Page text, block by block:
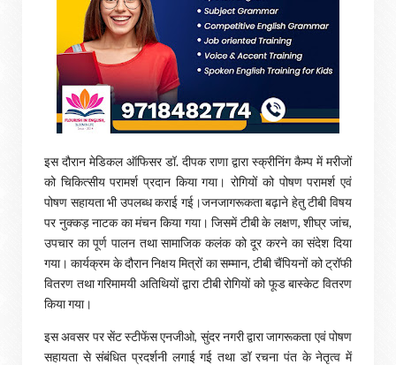
इस दौरान मेडिकल ऑफिसर डॉ. दीपक राणा द्वारा स्क्रीनिंग कैम्प में मरीजों
को चिकित्सीय परामर्श प्रदान किया गया। रोगियों को पोषण परामर्श एवं
पोषण सहायता भी उपलब्ध कराई गई।जनजागरूकता बढ़ाने हेतु टीबी विषय
पर नुक्कड़ नाटक का मंचन किया गया। जिसमें टीबी के लक्षण, शीघ्र जांच,
उपचार का पूर्ण पालन तथा सामाजिक कलंक को दूर करने का संदेश दिया
गया। कार्यक्रम के दौरान निक्षय मित्रों का सम्मान, टीबी चैंपियनों को ट्रॉफी
वितरण तथा गरिमामयी अतिथियों द्वारा टीबी रोगियों को फूड बास्केट वितरण
किया गया।
इस अवसर पर सेंट स्टीफेंस एनजीओ, सुंदर नगरी द्वारा जागरूकता एवं पोषण
सहायता से संबंधित प्रदर्शनी लगाई गई तथा डॉ रचना पंत के नेतृत्व में